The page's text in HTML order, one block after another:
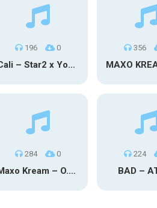
196 0
Cali – Star2 x Young Henny
356
284 0
Maxo Kream – O.Y.N
224
BAD –